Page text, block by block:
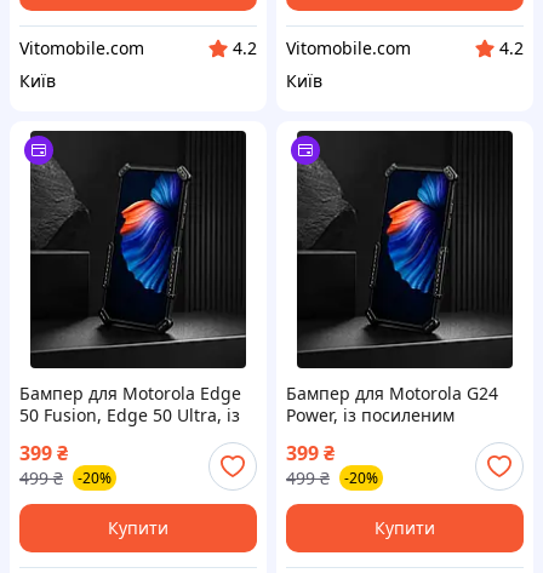
Vitomobile.com
4.2
Київ
Vitomobile.com
4.2
Київ
Бампер для Motorola Edge
50 Fusion, Edge 50 Ultra, із
посиленим корпусом, колір
Black
399₴
499 ₴ -20%
Купити
Бампер для Motorola G24
Power, із посиленим
399₴
499 ₴ -20%
Купити